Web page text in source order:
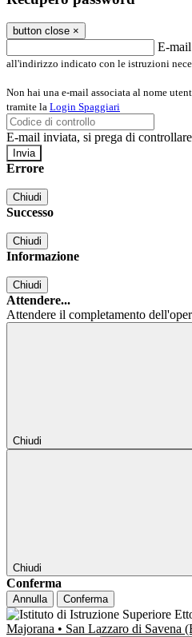
button close ×
E-mail
all'indirizzo indicato con le istruzioni
Non hai una e-mail associata al nome
tramite la Login Spaggiari
E-mail inviata, si prega di
Errore
Chiudi
Successo
Chiudi
Informazione
Chiudi
Attendere...
Attendere il completamento
Chiudi
Chiudi
Conferma
Annulla Conferma
Majorana • San Lazzaro di Savena